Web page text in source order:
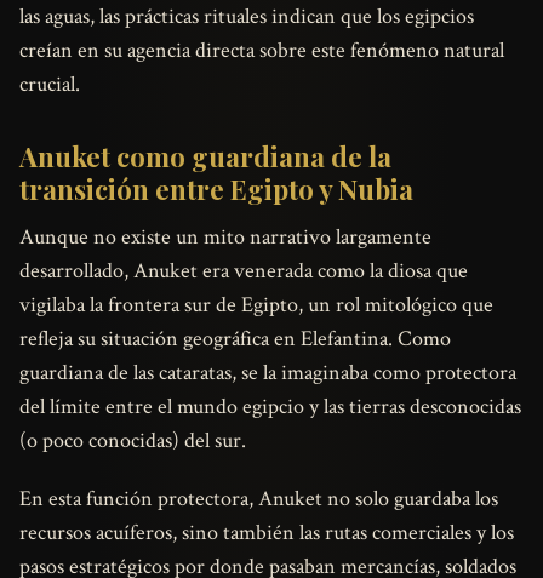
las aguas, las prácticas rituales indican que los egipcios
creían en su agencia directa sobre este fenómeno natural
crucial.
Anuket como guardiana de la
transición entre Egipto y Nubia
Aunque no existe un mito narrativo largamente
desarrollado, Anuket era venerada como la diosa que
vigilaba la frontera sur de Egipto, un rol mitológico que
refleja su situación geográfica en Elefantina. Como
guardiana de las cataratas, se la imaginaba como protectora
del límite entre el mundo egipcio y las tierras desconocidas
(o poco conocidas) del sur.
En esta función protectora, Anuket no solo guardaba los
recursos acuíferos, sino también las rutas comerciales y los
pasos estratégicos por donde pasaban mercancías, soldados